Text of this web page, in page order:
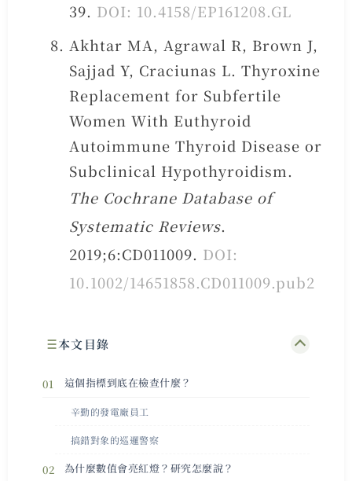
39. DOI: 10.4158/EP161208.GL
Akhtar MA, Agrawal R, Brown J,
Sajjad Y, Craciunas L. Thyroxine
Replacement for Subfertile
Women With Euthyroid
Autoimmune Thyroid Disease or
Subclinical Hypothyroidism.
The Cochrane Database of
Systematic Reviews.
2019;6:CD011009. DOI:
10.1002/14651858.CD011009.pub2
本文目錄
這個指標到底在檢查什麼？
辛勤的發電廠員工
搞錯對象的巡邏警察
為什麼數值會亮紅燈？研究怎麼說？